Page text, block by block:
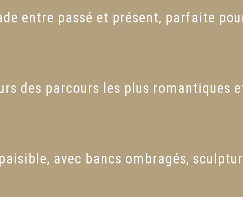
entre passé et présent, parfaite
des parcours les plus romantiques
avec bancs ombragés,